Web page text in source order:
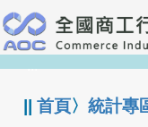
跳
到
主
要
:::
||首頁〉統計專